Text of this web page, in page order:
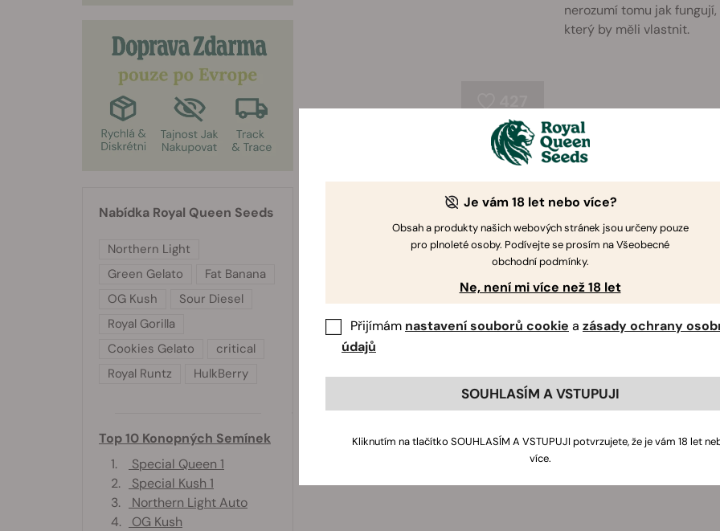
nerozumí tomu jak
který by měli vlastnit.
Nabídka Royal Queen Seeds
Northern Light
Green Gelato
Fat Banana
OG Kush
Sour Diesel
Royal Gorilla
Cookies Gelato
critical
Royal Runtz
HulkBerry
Top 10 Konopných Semínek
1.
Special Queen 1
2.
Special Kush 1
3.
Northern Light Auto
4.
OG Kush
Je vám 18 let nebo více?
Obsah a produkty našich webových stránek jsou určeny pouze
pro plnoleté osoby. Podívejte se prosím na Všeobecné
obchodní podmínky.
Ne, není mi více než 18 let
Přijímám nastavení souborů cookie a zásady ochrany
údajů
SOUHLASÍM A VSTUPUJI
Kliknutím na tlačítko SOUHLASÍM A VSTUPUJI potvrzujete, že je vám 18 let
více.